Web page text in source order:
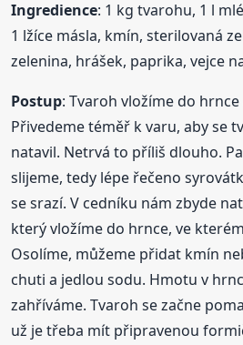
Ingredience: 1 kg tvarohu, 1 l
1 lžíce másla, kmín, sterilovaná
zelenina, hrášek, paprika, vejce
Postup: Tvaroh vložíme do
Přivedeme téměř k varu, aby se
natavil. Netrvá to příliš dlouho.
slijeme, tedy lépe řečeno
se srazí. V cedníku nám zbyde
který vložíme do hrnce, ve
Osolíme, můžeme přidat kmín
chuti a jedlou sodu. Hmotu v
zahříváme. Tvaroh se začne
už je třeba mít připravenou